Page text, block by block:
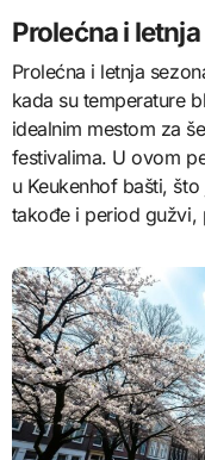
Prolećna i
Prolećna i letnja
kada su temperature
idealnim mestom za
festivalima. U ovom
u Keukenhof bašti,
takođe i period gužvi,